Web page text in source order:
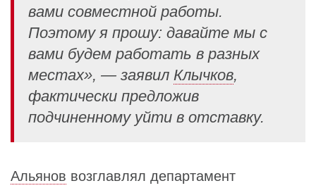
вами совместной работы.
Поэтому я прошу: давайте мы с
вами будем работать в разных
местах», — заявил Клычков,
фактически предложив
подчиненному уйти в отставку.
Альянов возглавлял департамент